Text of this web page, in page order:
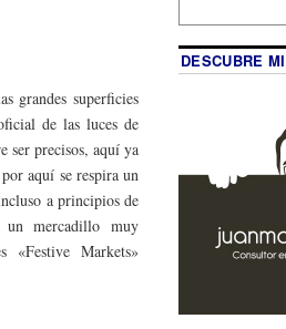
grandes superficies
de las luces de
ser precisos, aquí ya
aquí se respira un
a principios de
un mercadillo muy
«Festive Markets»
DESCUBRE